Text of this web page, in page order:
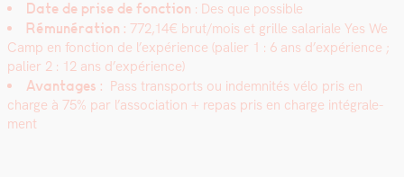
Date de prise de fonc­tion : Des que pos­si­ble
Rémunéra­tion : 772,14€ brut/mois et grille salar­i­ale Yes We
Camp en fonc­tion de l’expérience (palier 1 : 6 ans d’expérience ;
palier 2 : 12 ans d’expérience)
Avan­tages : Pass trans­ports ou indem­nités vélo pris en
charge à 75% par l’association + repas pris en charge inté­grale­
ment